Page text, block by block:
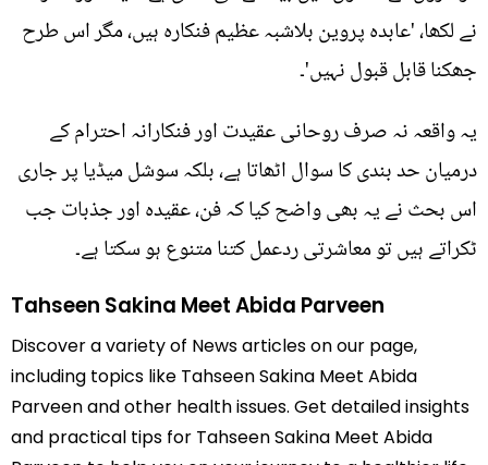
نے لکھا، 'عابدہ پروین بلاشبہ عظیم فنکارہ ہیں، مگر اس طرح
جھکنا قابل قبول نہیں'۔
یہ واقعہ نہ صرف روحانی عقیدت اور فنکارانہ احترام کے
درمیان حد بندی کا سوال اٹھاتا ہے، بلکہ سوشل میڈیا پر جاری
اس بحث نے یہ بھی واضح کیا کہ فن، عقیدہ اور جذبات جب
ٹکراتے ہیں تو معاشرتی ردعمل کتنا متنوع ہو سکتا ہے۔
Tahseen Sakina Meet Abida Parveen
Discover a variety of News articles on our page,
including topics like Tahseen Sakina Meet Abida
Parveen and other health issues. Get detailed insights
and practical tips for Tahseen Sakina Meet Abida